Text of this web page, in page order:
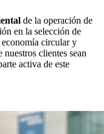
de la operación de
en la selección de
economía circular y
nuestros clientes sean
activa de este